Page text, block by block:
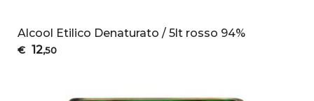
Alcool Etilico Denaturato / 5lt rosso 94%
€ 12,50